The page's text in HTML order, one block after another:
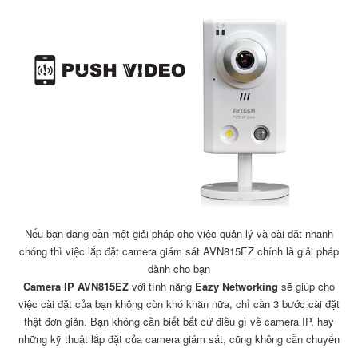
Nếu bạn đang cần một giải pháp cho việc quản lý và cài đặt nhanh
chóng thì việc lắp đặt camera giám sát AVN815EZ chính là giải pháp
dành cho bạn
Camera IP AVN815EZ với tính năng Eazy Networking sẽ giúp cho
việc cài đặt của bạn không còn khó khăn nữa, chỉ cần 3 bước cài đặt
thật đơn giản. Bạn không cần biết bất cứ điều gì về camera IP, hay
những kỹ thuật lắp đặt của camera giám sát, cũng không cần chuyển